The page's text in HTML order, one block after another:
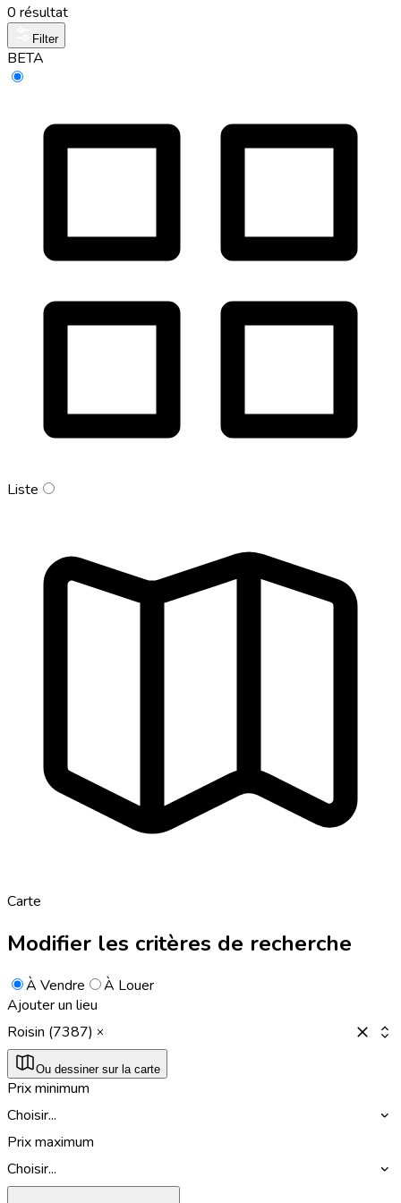
0 résultat
Filter
BETA
Liste
Carte
Modifier les critères de recherche
À Vendre
À Louer
Ajouter un lieu
Roisin (7387)
Ou dessiner sur la carte
Prix minimum
Choisir...
Prix maximum
Choisir...